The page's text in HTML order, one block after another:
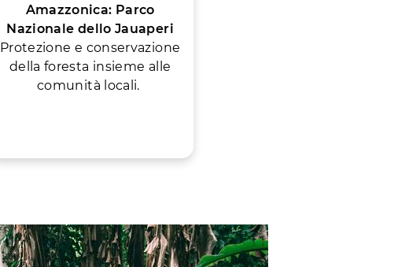
Amazzonica: Parco
Nazionale dello Jauaperi
Protezione e conservazione
della foresta insieme alle
comunità locali.